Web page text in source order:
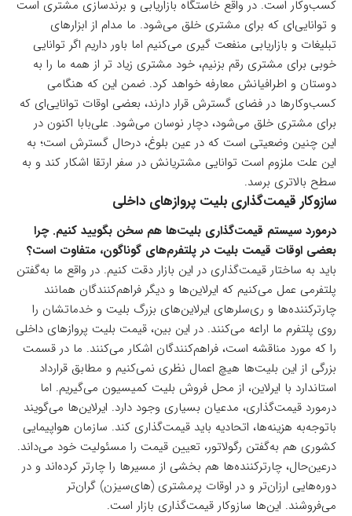
کسب‌وکار است. در واقع خاستگاه بازاریابی و برندسازی مشتری است
و توانایی‌ای که برای مشتری خلق می‌شود. ما مدام از ابزارهای
تبلیغات و بازاریابی منفعت گیری می‌کنیم اما باور داریم اگر توانایی
خوبی برای مشتری رقم بزنیم، خود مشتری زیاد تر از همه ما را به
دوستان و اطرافیانش معارفه خواهد کرد. ضمن این که هنگامی
کسب‌وکارها در فضای گسترش قرار دارند، بعضی اوقات توانایی‌ای که
برای مشتری خلق می‌شود، دچار نوسان می‌شود. علی‌بابا اکنون در
این چنین وضعیتی است که در عین بلوغ، درحال گسترش است؛ به
این علت ملزوم است توانایی مشتریانش در سفر ارتقا اشکار کند و به
سطح بالاتری برسد.
سازوکار قیمت‌گذاری بلیت پروازهای داخلی
درمورد سیستم قیمت‌گذاری بلیت‌ها هم سخن بگویید کنیم. چرا
بعضی اوقات قیمت بلیت در پلتفرم‌های گوناگون، متفاوت است؟
باید به ساختار قیمت‌گذاری در این بازار دقت کنیم. در واقع ما به‌گفتن
پلتفرمی عمل می‌کنیم که ایرلاین‌ها و دیگر فراهم‌کنندگان همانند
چارترکننده‌ها و ری‌سلرهای ایرلاین‌های بزرگ بلیت و خدماتشان را
روی پلتفرم‌ ما اراعه می‌کنند. در این بین، قیمت‌ بلیت پروازهای داخلی
را که مورد مناقشه است، فراهم‌کنندگان اشکار می‌کنند. ما در قسمت
بزرگی از این بلیت‌ها هیچ اعمال نظری نمی‌کنیم و مطابق قرارداد
استاندارد با ایرلاین، از محل فروش بلیت کمیسیون می‌گیریم. اما
درمورد قیمت‌گذاری، مدعیان بسیاری وجود دارد. ایرلاین‌ها می‌گویند
باتوجه‌به هزینه‌ها، اتحادیه باید قیمت‌گذاری کند. سازمان هواپیمایی
کشوری هم به‌گفتن رگولاتور، تعیین قیمت را مسئولیت خود می‌داند.
درعین‌حال، چارترکننده‌ها هم بخشی از مسیرها را چارتر کرده‌اند و در
دوره‌هایی ارزان‌تر و در اوقات پرمشتری (های‌سیزن) گران‌تر
می‌فروشند. این‌ها سازوکار قیمت‌گذاری بازار است.